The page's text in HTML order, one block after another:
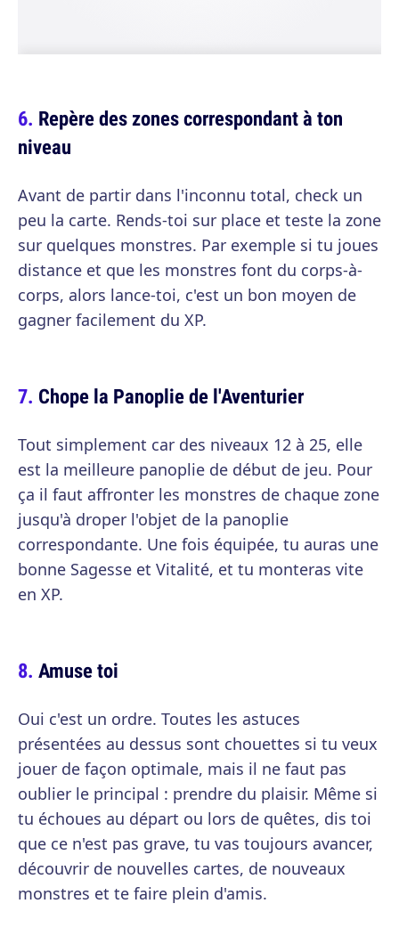
Repère des zones correspondant à ton
niveau
Avant de partir dans l'inconnu total, check un
peu la carte. Rends-toi sur place et teste la zone
sur quelques monstres. Par exemple si tu joues
distance et que les monstres font du corps-à-
corps, alors lance-toi, c'est un bon moyen de
gagner facilement du XP.
Chope la Panoplie de l'Aventurier
Tout simplement car des niveaux 12 à 25, elle
est la meilleure panoplie de début de jeu. Pour
ça il faut affronter les monstres de chaque zone
jusqu'à droper l'objet de la panoplie
correspondante. Une fois équipée, tu auras une
bonne Sagesse et Vitalité, et tu monteras vite
en XP.
Amuse toi
Oui c'est un ordre. Toutes les astuces
présentées au dessus sont chouettes si tu veux
jouer de façon optimale, mais il ne faut pas
oublier le principal : prendre du plaisir. Même si
tu échoues au départ ou lors de quêtes, dis toi
que ce n'est pas grave, tu vas toujours avancer,
découvrir de nouvelles cartes, de nouveaux
monstres et te faire plein d'amis.